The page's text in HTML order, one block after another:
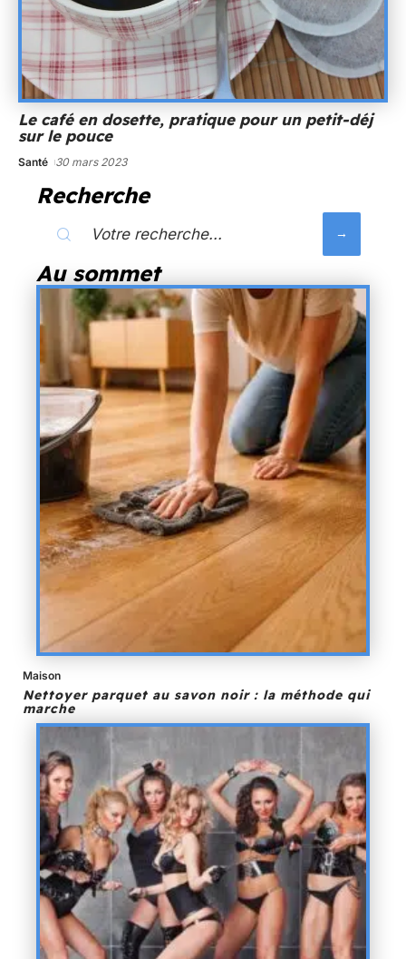
Le café en dosette, pratique pour un petit-déj
sur le pouce
Santé 30 mars 2023
Recherche
Au sommet
Maison
Nettoyer parquet au savon noir : la méthode qui
marche